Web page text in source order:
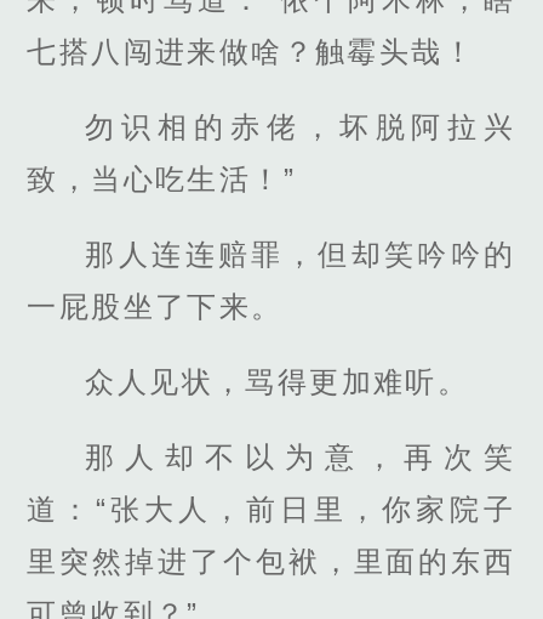
七搭八闯进来做啥？触霉头哉！
勿识相的赤佬，坏脱阿拉兴
致，当心吃生活！”
那人连连赔罪，但却笑吟吟的
一屁股坐了下来。
众人见状，骂得更加难听。
那人却不以为意，再次笑
道：“张大人，前日里，你家院子
里突然掉进了个包袱，里面的东西